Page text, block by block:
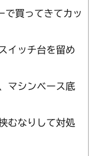
で買ってきてカッ
イッチ台を留め
マシンベース底
むなりして対処